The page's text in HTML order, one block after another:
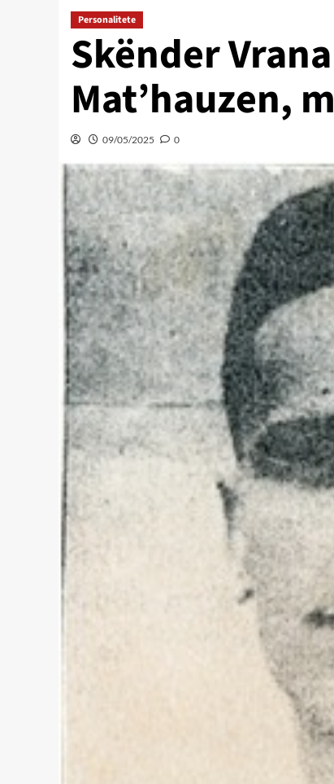
Personalitete
Skënder
Mat’hauzen,
09/05/2025 0